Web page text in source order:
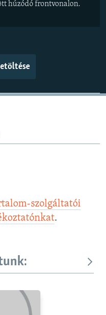
húzódó frontvonalon.
szolgáltatói
.